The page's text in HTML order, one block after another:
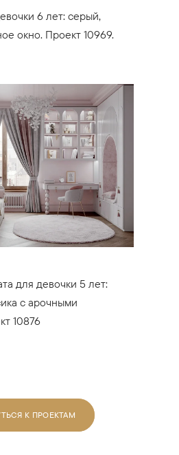
6 лет: серый,
окно. Проект 10969.
для девочки 5 лет:
с арочными
10876
К ПРОЕКТАМ